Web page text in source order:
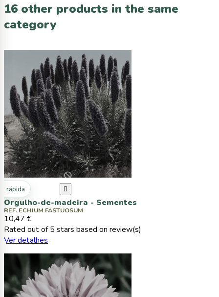
16 other products in the same
category
rápida 
Orgulho-de-madeira - Sementes
REF. ECHIUM FASTUOSUM
10,47 €
Rated out of 5 stars based on review(s)
Ver detalhes